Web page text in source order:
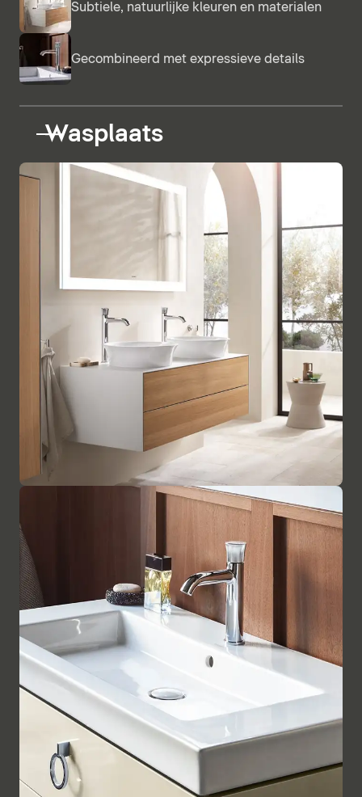
Subtiele, natuurlijke kleuren en materialen
Gecombineerd met expressieve details
Wasplaats